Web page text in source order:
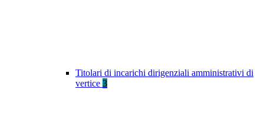
Titolari di incarichi dirigenziali amministrativi di
vertice 3